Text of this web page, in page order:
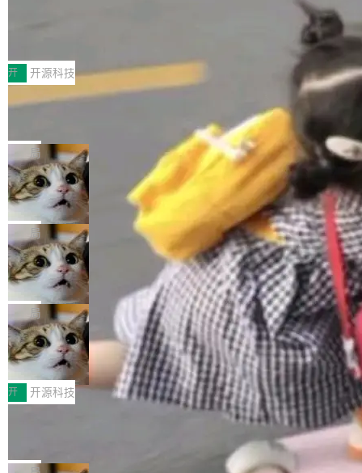
常维护操作，并完整支持 Iceberg V3 格式。
村国家自主创新示范区会议中心开幕。本届大会
由中关村智联软件服务业质量创新联盟主办，以
“智构可信·质创未来——AI原生时代的质量新范
式”为主题，直面AI从实验室走向规模化产业落地
的核心质量命题。会上，《2026智能研发生产力
工具选型手册》发布，Testin云测的Testin XAge
nt智能测试系统入选AI测试领域代表产品。对CI
O而言，这提示了一个转变：AI测试正在从效率
工具升级为企业的质量基础设施。 CIO面对的新
现实 过去两年，CIO们的焦虑清单上多了两项：
一是如何让大模型和智能体应用安全地从PoC走
向生产，二是如何让测试团队跟得上AI应用...
开 开源科技
让非法状态不可表示：一篇关于 ADT
有一种东西，一旦用过就回不去了。Alex Fedos
eev 管它叫"软件设计的基石"。 他说的东西不新
鲜——代数数据类型（ADT），尤其是和类型
（sum type）。但他说清楚了一件事：这不是类
型系统的学术体操，是日常编码的思维方式。 文
章从一个简单的例子切入。一个网站的深色主题
设置，如果用布尔值 + 可空字段来表示——bool
ean 表示是否可切换，nullable 的默认模式、浅
色方案、深色方案——会产生大量无意义的组
合。方案缺了、配置冲突了、全 null 了。要知道
哪些组合有效，作者说，你得靠"文档、校验、或
者部落知识"。 换个写法。Rust 的 enum，两个
变体：Switchable...
局
Cloudflare 开源内部企业 AI 平台 Clou
dflare OS
Cloudflare 发布了一个开源项目 Cloudflare O
S。如果你只看官方博客，你会觉得这是又一
个"AI 知识库 + 聊天机器人"——每个大厂都在
做，没什么新鲜的。 但 Kenton Varda 在 Twitte
r 上把事情说清楚了： 今天我们发布了 Cloudfla
re OS，一个带连接器的聊天机器人，跟其他所
有科技公司做的一样。只不过，实际上它不一
样。这是 Sandstorm.io 的重制版，我十年前的
那个创业公司。不同的是，这次它构建在 Cloudf
lare Workers 上——我花了九年时间搭建的平台
——并且深度集成了 AI。这基本上是我十年秘密
局
Deno 团队开源 Celld，可自托管的分
布式 Durable Objects
Ryan Dahl 领导的 Deno 团队推出了最新开源项
目 Celld，一个能在自己机器上运行 Cloudflare
Workers 和 Durable Objects 的守护进程。 设
计思路很直接：每个对象是一个独立的 SQLite
数据库，按名称寻址，复制到你自己的 S3 兼容
存储库里。节点之间只通过这个存储库协调——
没有控制平面，没有共识协议。每个对象自带一
个小型数据库，应用天然按分片构建，单个数据
库的竞争和爆炸半径问题在设计层面就被消除
了。 闲置的 cell 会休眠到几乎不占资源。当 cel
局
鲁大师7月新机性能/流畅/AI榜：vivo夺
性能、流畅双第一，三星Galaxy Z系列
新折叠缺席
2026年7月的手机市场，由于存储等硬件成本暴
增，手机厂商的日子也不好过啊，新机速度明显
放缓，因此硝烟味淡了许多。新机参数规格除开
Fold8 / Z Flip8）外，其余要么是中低端机器，
例如iQOO Z11i、REDMI Note 17、REDMI No
开 开源科技
Zed 编辑器团队发布了新项目——DeltaDB，一
个在 git commit 之间记录每一次编辑操作的版